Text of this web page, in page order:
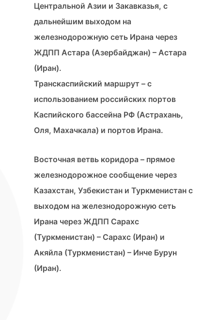
Центральной Азии и Закавказья, с
дальнейшим выходом на
железнодорожную сеть Ирана через
ЖДПП Астара (Азербайджан) – Астара
(Иран).
Транскаспийский маршрут – с
использованием российских портов
Каспийского бассейна РФ (Астрахань,
Оля, Махачкала) и портов Ирана.
Восточная ветвь коридора – прямое
железнодорожное сообщение через
Казахстан, Узбекистан и Туркменистан с
выходом на железнодорожную сеть
Ирана через ЖДПП Сарахс
(Туркменистан) – Сарахс (Иран) и
Акяйла (Туркменистан) – Инче Бурун
(Иран).